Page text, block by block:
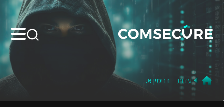
Search:
עדות – בנימין א.